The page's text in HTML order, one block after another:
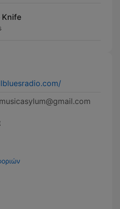
Knife